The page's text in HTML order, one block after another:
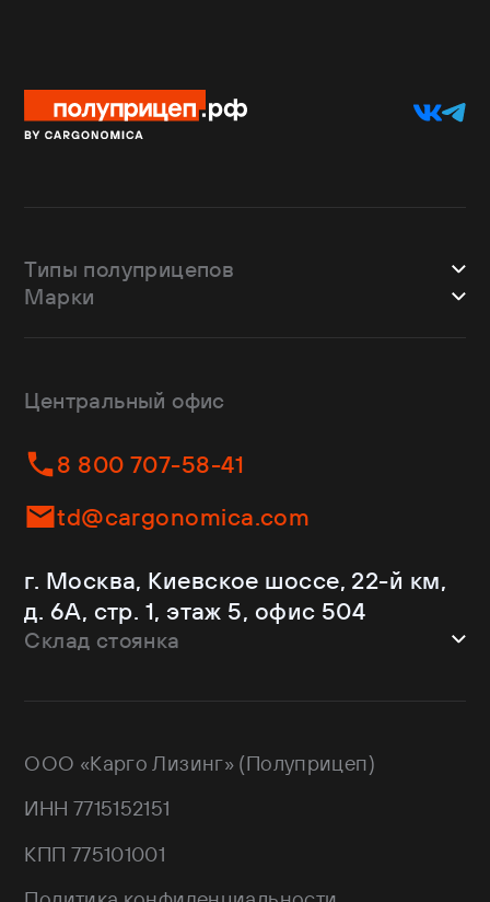
Типы полуприцепов
Шторные
Изотермы
Контейнеровозы
Самосвалы
Ломовозы
С кониками
Рефрижераторы
Марки
Dongfeng
Helfimmer
JAC
Kassbohrer
Krone
Mercedes-Benz
Schmitz Cargobull
Shacman
Wielton
Валдай
НЕФАЗ
РИАТ
Центральный офис
8 800 707-58-41
td@cargonomica.com
г. Москва, Киевское шоссе, 22-й км,
д. 6А, стр. 1, этаж 5, офис 504
Склад стоянка
171 GPS: 55.443540, 37.293077
ООО «Карго Лизинг» (Полуприцеп)
ИНН 7715152151
КПП 775101001